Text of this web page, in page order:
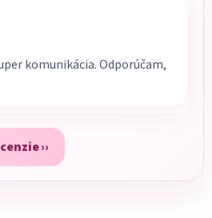
5 z 5 hviezdičiek.
komunikácia. Odporúčam,